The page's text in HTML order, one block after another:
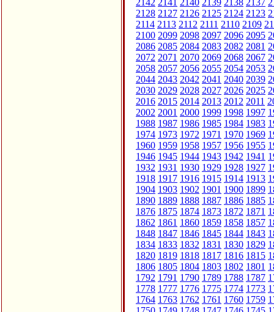
2142 2141 2140 2139 2138 2137
2128 2127 2126 2125 2124 2123
2114 2113 2112 2111 2110 2109
2100 2099 2098 2097 2096 2095
2086 2085 2084 2083 2082 2081
2072 2071 2070 2069 2068 2067
2058 2057 2056 2055 2054 2053
2044 2043 2042 2041 2040 2039
2030 2029 2028 2027 2026 2025
2016 2015 2014 2013 2012 2011
2002 2001 2000 1999 1998 1997
1988 1987 1986 1985 1984 1983
1974 1973 1972 1971 1970 1969
1960 1959 1958 1957 1956 1955
1946 1945 1944 1943 1942 1941
1932 1931 1930 1929 1928 1927
1918 1917 1916 1915 1914 1913
1904 1903 1902 1901 1900 1899
1890 1889 1888 1887 1886 1885
1876 1875 1874 1873 1872 1871
1862 1861 1860 1859 1858 1857
1848 1847 1846 1845 1844 1843
1834 1833 1832 1831 1830 1829
1820 1819 1818 1817 1816 1815
1806 1805 1804 1803 1802 1801
1792 1791 1790 1789 1788 1787
1778 1777 1776 1775 1774 1773
1764 1763 1762 1761 1760 1759